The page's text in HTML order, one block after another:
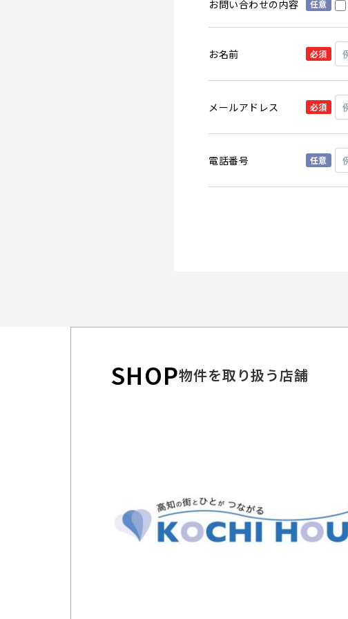
お問い合わせの内容 任意
お名前 必須
メールアドレス 必須
電話番号 任意
SHOP物件を取り扱う店舗